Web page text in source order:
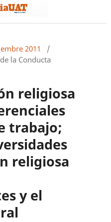
2011
/
la Conducta
religiosa
trabajo;
religiosa
y el